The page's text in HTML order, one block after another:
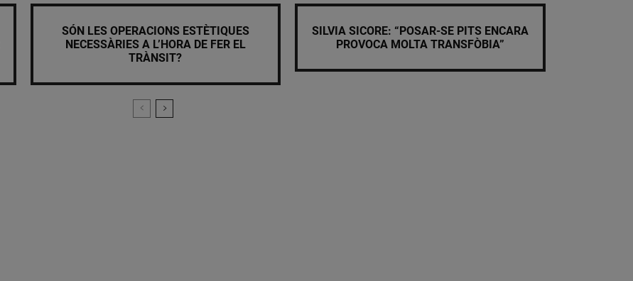
SÓN LES OPERACIONS ESTÈTIQUES
NECESSÀRIES A L’HORA DE FER EL
TRÀNSIT?
SILVIA SICORE: “POSAR-SE PITS ENCARA
PROVOCA MOLTA TRANSFÒBIA”